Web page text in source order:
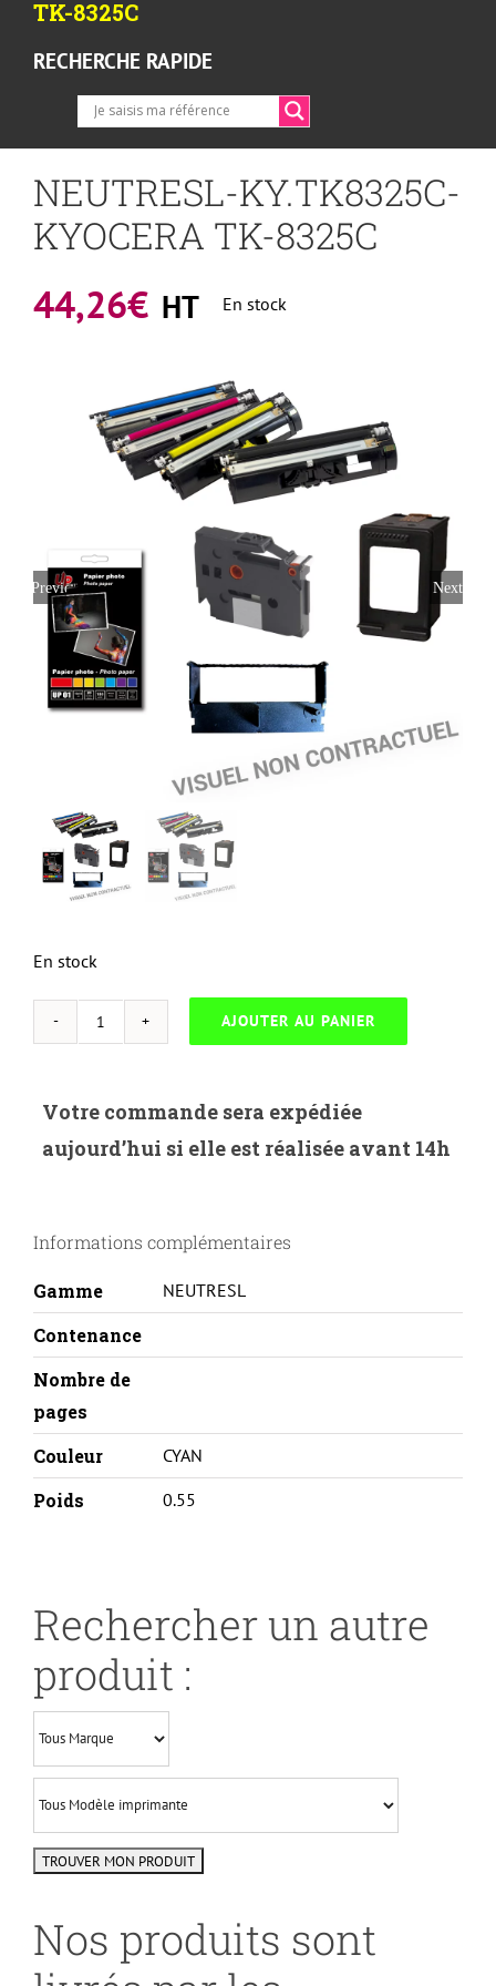
TK-8325C
RECHERCHE RAPIDE
NEUTRESL-KY.TK8325C-
KYOCERA TK-8325C
44,26€ HT En stock
Previous Next
En stock
quantité
KY.TK8325C-
KYOCERA
AJOUTER AU PANIER
Votre commande sera expédiée
aujourd’hui si elle est réalisée avant 14h
Informations complémentaires
Gamme NEUTRESL
Contenance
Nombre de
pages
Couleur
CYAN
Poids 0.55
Rechercher un autre
produit :
Nos produits sont